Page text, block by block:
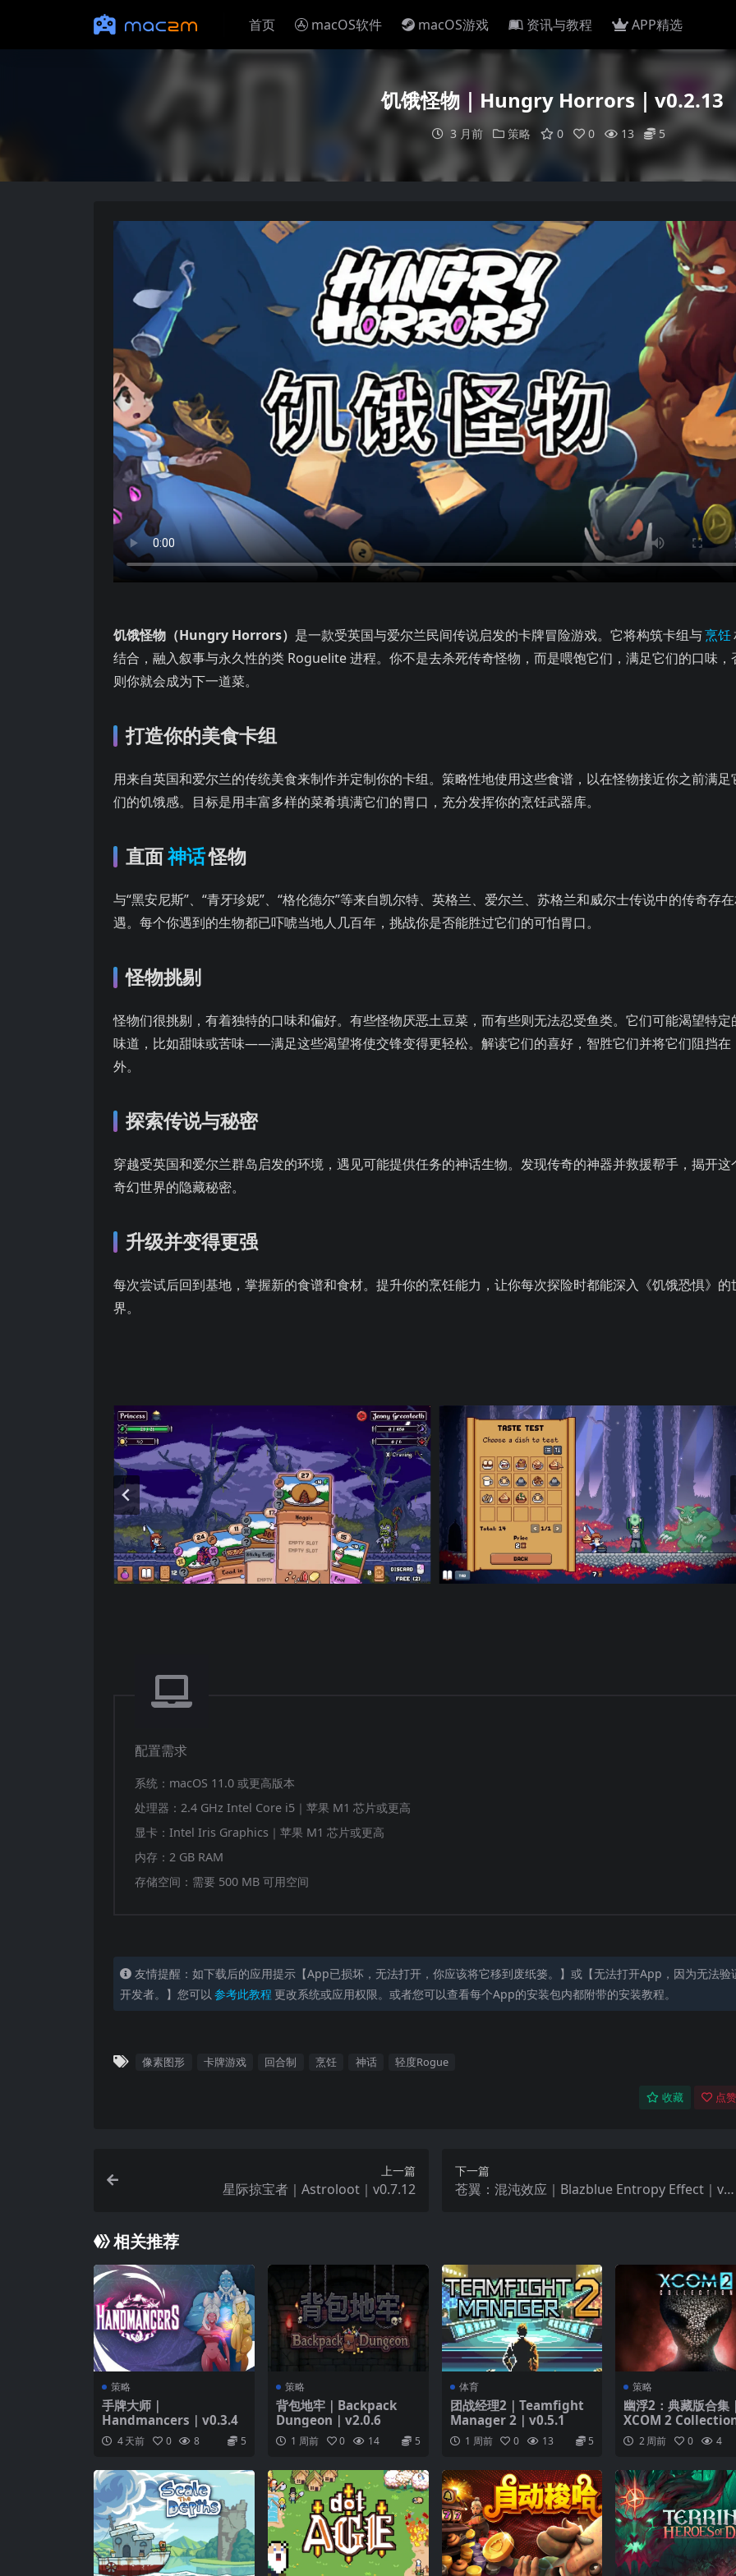
首页 macOS软件 macOS游戏 资讯与教程 APP精选
饥饿怪物｜Hungry Horrors｜v0.2.13
3 月前 策略 0 0 13 5
饥饿怪物（Hungry Horrors） 是一款受英国与爱尔兰民间传说启发的卡牌冒险游戏。它将构筑卡组与烹饪
结合，融入叙事与永久性的类 Roguelite 进程。你不是去杀死传奇怪物，而是喂饱它们，满足它们的口味，
则你就会成为下一道菜。
打造你的美食卡组
用来自英国和爱尔兰的传统美食来制作并定制你的卡组。策略性地使用这些食谱，以在怪物接近你之前满足
们的饥饿感。目标是用丰富多样的菜肴填满它们的胃口，充分发挥你的烹饪武器库。
直面神话怪物
与“黑安尼斯”、“青牙珍妮”、“格伦德尔”等来自凯尔特、英格兰、爱尔兰、苏格兰和威尔士传说中的传奇存
遇。每个你遇到的生物都已吓唬当地人几百年，挑战你是否能胜过它们的可怕胃口。
怪物挑剔
怪物们很挑剔，有着独特的口味和偏好。有些怪物厌恶土豆菜，而有些则无法忍受鱼类。它们可能渴望特定
味道，比如甜味或苦味——满足这些渴望将使交锋变得更轻松。解读它们的喜好，智胜它们并将它们阻挡在
外。
探索传说与秘密
穿越受英国和爱尔兰群岛启发的环境，遇见可能提供任务的神话生物。发现传奇的神器并救援帮手，揭开这
奇幻世界的隐藏秘密。
升级并变得更强
每次尝试后回到基地，掌握新的食谱和食材。提升你的烹饪能力，让你每次探险时都能深入《饥饿恐惧》的
界。
配置需求
系统：macOS 11.0 或更高版本
处理器：2.4 GHz Intel Core i5｜苹果 M1 芯片或更高
显卡：Intel Iris Graphics｜苹果 M1 芯片或更高
内存：2 GB RAM
存储空间：需要 500 MB 可用空间
友情提醒：如下载后的应用提示【App已损坏，无法打开，你应该将它移到废纸篓。】或【无法打开App，因为无法验
开发者。】您可以 参考此教程 更改系统或应用权限。或者您可以查看每个App的安装包内都附带的安装教程。
像素图形 卡牌游戏 回合制 烹饪 神话 轻度Rogue
收藏 点
上一篇
星际掠宝者｜Astroloot｜v0.7.12
下一篇
苍翼：混沌效应｜Blazblue Entropy Effect｜v1.
相关推荐
策略
手牌大师｜
Handmancers｜v0.3.4
4 天前 0 8 5
策略
背包地牢｜Backpack
Dungeon｜v2.0.6
1 周前 0 14 5
体育
团战经理2｜Teamfight
Manager 2｜v0.5.1
1 周前 0 13 5
策略
幽浮2：典藏版合集
XCOM 2
v1.3.2
2 周前 0 4